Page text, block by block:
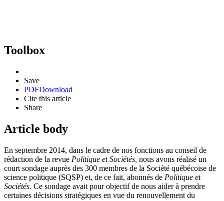
Toolbox
Save
PDFDownload
Cite this article
Share
Article body
En septembre 2014, dans le cadre de nos fonctions au conseil de
rédaction de la revue Politique et Sociétés, nous avons réalisé un
court sondage auprès des 300 membres de la Société québécoise de
science politique (SQSP) et, de ce fait, abonnés de Politique et
Sociétés. Ce sondage avait pour objectif de nous aider à prendre
certaines décisions stratégiques en vue du renouvellement du